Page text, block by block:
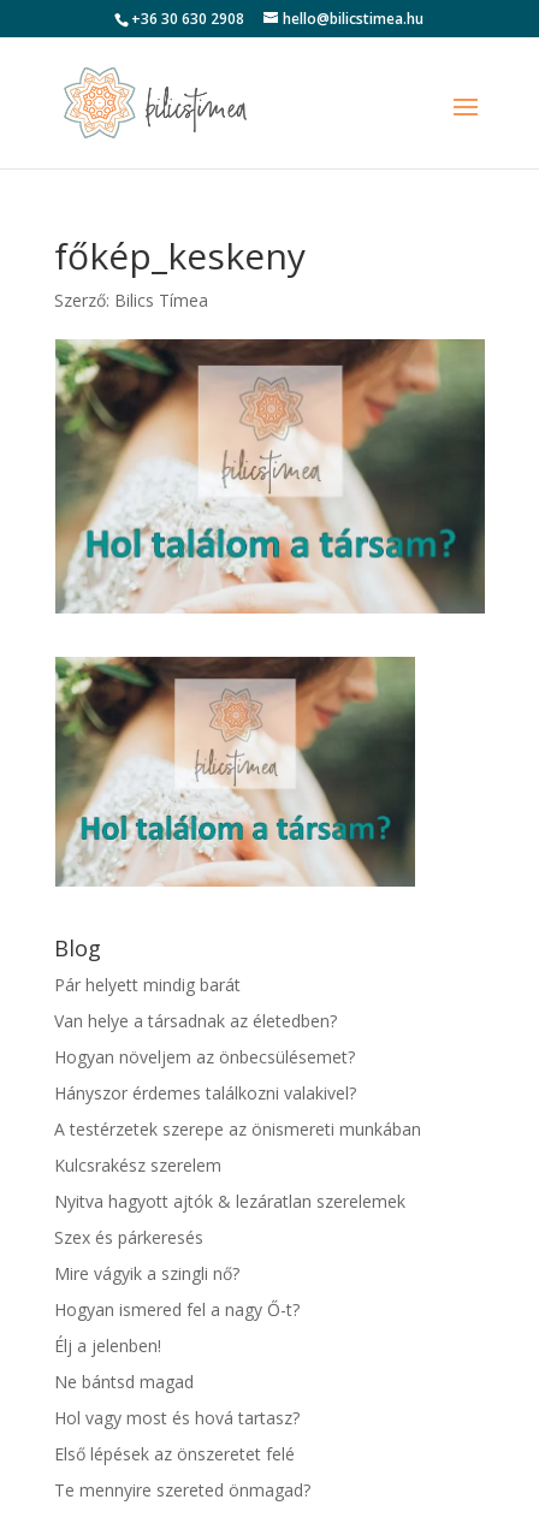
+36 30 630 2908 hello@bilicstimea.hu
főkép_keskeny
Szerző: Bilics Tímea
Blog
Pár helyett mindig barát
Van helye a társadnak az életedben?
Hogyan növeljem az önbecsülésemet?
Hányszor érdemes találkozni valakivel?
A testérzetek szerepe az önismereti munkában
Kulcsrakész szerelem
Nyitva hagyott ajtók & lezáratlan szerelemek
Szex és párkeresés
Mire vágyik a szingli nő?
Hogyan ismered fel a nagy Ő-t?
Élj a jelenben!
Ne bántsd magad
Hol vagy most és hová tartasz?
Első lépések az önszeretet felé
Te mennyire szereted önmagad?